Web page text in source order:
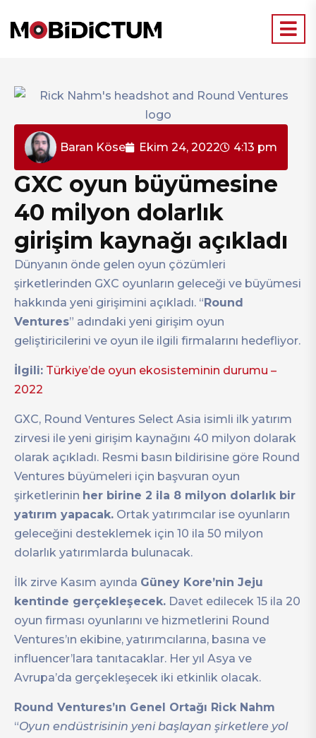
Baran Köse Ekim 24, 2022 4:13 pm
GXC oyun büyümesine
40 milyon dolarlık
girişim kaynağı açıkladı
Dünyanın önde gelen oyun çözümleri
şirketlerinden GXC oyunların geleceği ve büyümesi
hakkında yeni girişimini açıkladı. “Round
Ventures” adındaki yeni girişim oyun
geliştiricilerini ve oyun ile ilgili firmalarını hedefliyor.
İlgili: Türkiye’de oyun ekosisteminin durumu –
2022
GXC, Round Ventures Select Asia isimli ilk yatırım
zirvesi ile yeni girişim kaynağını 40 milyon dolarak
olarak açıkladı. Resmi basın bildirisine göre Round
Ventures büyümeleri için başvuran oyun
şirketlerinin her birine 2 ila 8 milyon dolarlık bir
yatırım yapacak. Ortak yatırımcılar ise oyunların
geleceğini desteklemek için 10 ila 50 milyon
dolarlık yatırımlarda bulunacak.
İlk zirve Kasım ayında Güney Kore’nin Jeju
kentinde gerçekleşecek. Davet edilecek 15 ila 20
oyun firması oyunlarını ve hizmetlerini Round
Ventures’ın ekibine, yatırımcılarına, basına ve
influencer’lara tanıtacaklar. Her yıl Asya ve
Avrupa’da gerçekleşecek iki etkinlik olacak.
Round Ventures’ın Genel Ortağı Rick Nahm
“Oyun endüstrisinin yeni başlayan şirketlere yol